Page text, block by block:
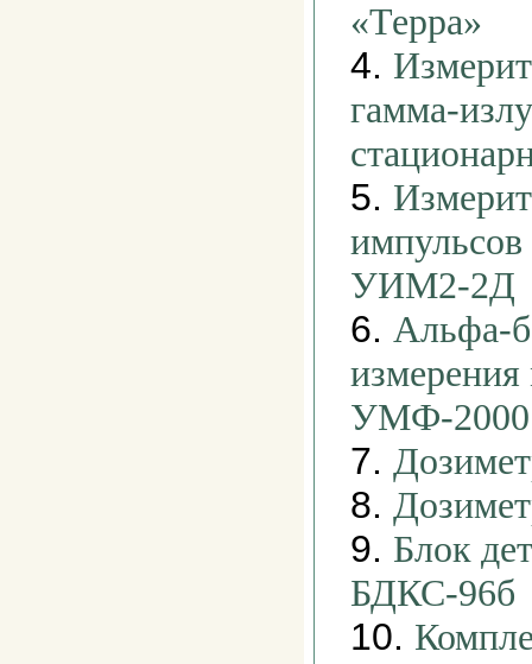
«Терра»
4.
гамма-
5.
УИМ2-2Д
6. Альфа-
УМФ-2000
7.
8.
9. Блок
БДКС-96б
10.